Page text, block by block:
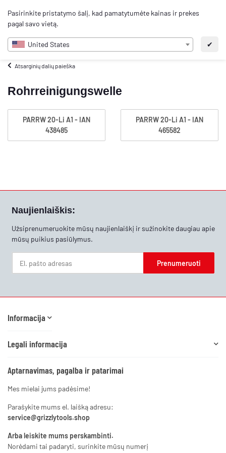
Pasirinkite pristatymo šalį, kad pamatytumėte kainas ir prekes
pagal savo vietą.
United States ✔
LT
Atsarginių dalių paieška
Rohrreinigungswelle
PARRW 20-Li A1 - IAN
438485
PARRW 20-Li A1 - IAN
465582
Naujienlaiškis:
Užsiprenumeruokite mūsų naujienlaiškį ir sužinokite daugiau apie
mūsų puikius pasiūlymus.
Prenumeruoti
Informacija
Legali informacija
Aptarnavimas, pagalba ir patarimai
Mes mielai jums padėsime!
Parašykite mums el. laišką adresu:
service@grizzlytools.shop
Arba leiskite mums perskambinti.
Norėdami tai padaryti, surinkite mūsų numerį